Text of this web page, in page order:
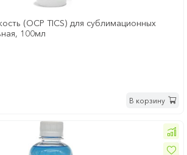
(OCP TICS) для сублимационных
100мл
В корзину